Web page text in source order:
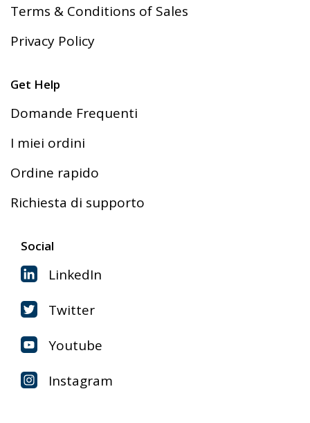
Terms & Conditions of Sales
Privacy Policy
Get Help
Domande Frequenti
I miei ordini
Ordine rapido
Richiesta di supporto
Social
LinkedIn
Twitter
Youtube
Instagram